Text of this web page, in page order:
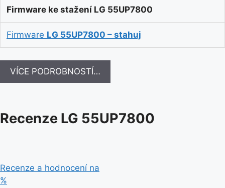
Firmware ke stažení LG 55UP7800
Firmware LG 55UP7800 – stahuj
VÍCE PODROBNOSTÍ…
Recenze LG 55UP7800
Recenze a hodnocení na
%